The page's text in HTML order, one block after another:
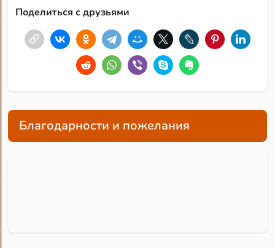
Поделиться с друзьями
Благодарности и пожелания